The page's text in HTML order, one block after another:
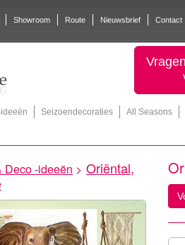
Showroom Route Nieuwsbrief Contact
Seizoendecoraties
All Seasons
Deco -ideeën > Oriëntal,